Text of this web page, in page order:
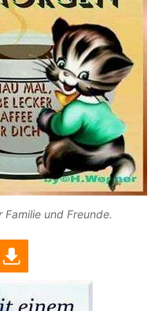
und Freunde.